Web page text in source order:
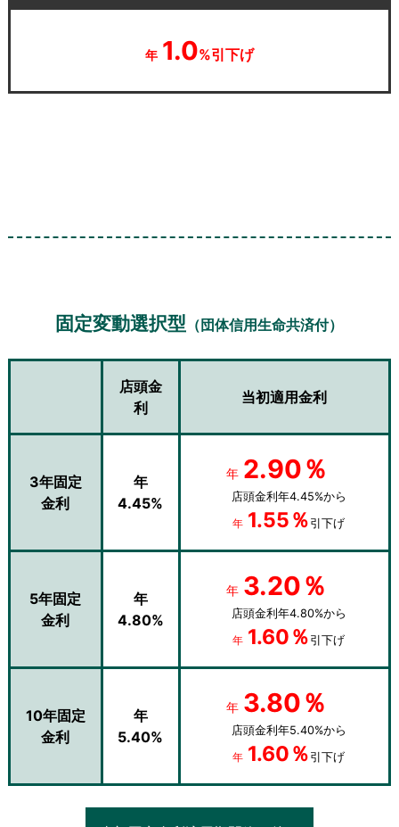
年 1.0%引下げ
固定変動選択型 （団体信用生命共済付）
店頭金
利
当初適用金利
3年固定
金利
年
4.45%
年 2.90％
店頭金利年4.45%から
年 1.55％ 引下げ
5年固定
金利
年
4.80%
年 3.20％
店頭金利年4.80%から
年 1.60％ 引下げ
10年固定
金利
年
5.40%
年 3.80％
店頭金利年5.40%から
年 1.60％ 引下げ